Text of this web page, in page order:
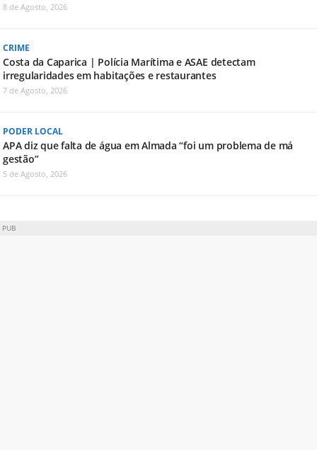
8 de Agosto, 2026
CRIME
Costa da Caparica | Polícia Marítima e ASAE detectam
irregularidades em habitações e restaurantes
7 de Agosto, 2026
PODER LOCAL
APA diz que falta de água em Almada “foi um problema de má
gestão”
5 de Agosto, 2026
PUB